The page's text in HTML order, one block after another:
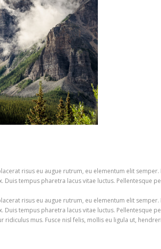
risus eu augue rutrum, eu elementum elit
tempus pharetra lacus vitae luctus. Pellentesque
risus eu augue rutrum, eu elementum elit
tempus pharetra lacus vitae luctus. Pellentesque
mus. Fusce nisl felis, mollis eu ligula ut,